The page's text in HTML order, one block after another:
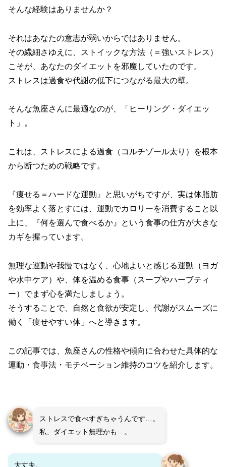
そんな経験はありませんか？
それはあなたの意志が弱いからではありません。
その繊細さゆえに、ストイックな方法（＝強いストレス）
こそが、あなたのダイエットを邪魔していたのです。
ストレスは過食や代謝の低下につながる最大の壁。
そんな魚座さんに最適なのが、「ヒーリング・ダイエッ
ト」。
これは、ストレスによる過食（コルチゾール太り）を根本
から断つための戦略です。
『痩せる＝ハードな運動』と思いがちですが、実は体脂肪
を効率よく落とすには、運動でカロリーを消費すること以
上に、『何を選んで食べるか』という食事の仕方が大きな
カギを握っています。
無理な運動や我慢ではなく、心地よいと感じる運動（ヨガ
や水中ケア）や、体を温める食事（スープやハーブティ
ー）でまず心を満たしましょう。
そうすることで、自然と食欲が安定し、代謝がスムーズに
働く「痩せやすい体」へと導きます。
この記事では、魚座さんの性格や傾向に合わせた具体的な
運動・食事法・モチベーション維持のコツを紹介します。
ストレスで食べすぎちゃうんです…。
私、ダイエット無理かも…。
大丈夫。